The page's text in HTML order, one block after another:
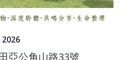
亞公角山路33號